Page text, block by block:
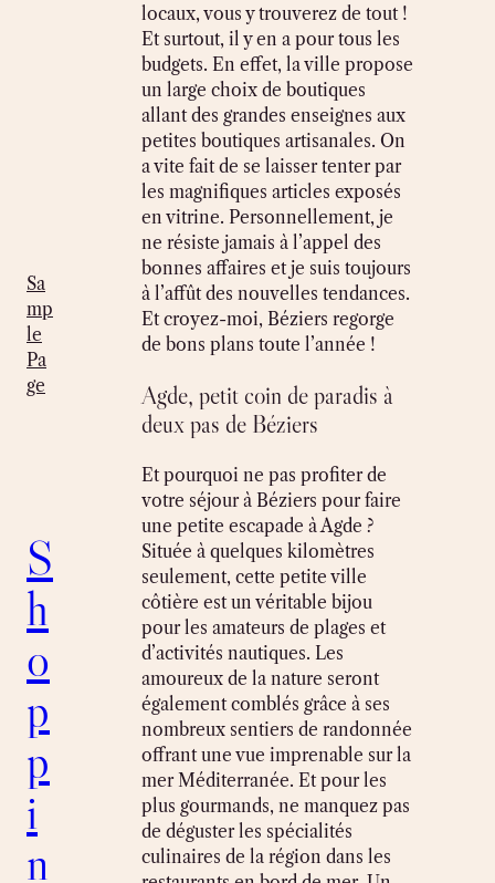
Sa
mp
le
Pa
ge
S
h
o
p
p
i
n
locaux, vous y trouverez de tout !
Et surtout, il y en a pour tous les
budgets. En effet, la ville propose
un large choix de boutiques
allant des grandes enseignes aux
petites boutiques artisanales. On
a vite fait de se laisser tenter par
les magnifiques articles exposés
en vitrine. Personnellement, je
ne résiste jamais à l’appel des
bonnes affaires et je suis toujours
à l’affût des nouvelles tendances.
Et croyez-moi, Béziers regorge
de bons plans toute l’année !
Agde, petit coin de paradis à
deux pas de Béziers
Et pourquoi ne pas profiter de
votre séjour à Béziers pour faire
une petite escapade à Agde ?
Située à quelques kilomètres
seulement, cette petite ville
côtière est un véritable bijou
pour les amateurs de plages et
d’activités nautiques. Les
amoureux de la nature seront
également comblés grâce à ses
nombreux sentiers de randonnée
offrant une vue imprenable sur la
mer Méditerranée. Et pour les
plus gourmands, ne manquez pas
de déguster les spécialités
culinaires de la région dans les